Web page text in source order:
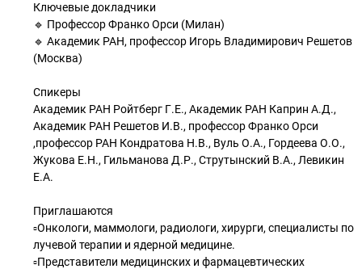
Ключевые докладчики
🔹 Профессор Франко Орси (Милан)
🔹 Академик РАН, профессор Игорь Владимирович Решетов
(Москва)
Спикеры
Академик РАН Ройтберг Г.Е., Академик РАН Каприн А.Д.,
Академик РАН Решетов И.В., профессор Франко Орси
,профессор РАН Кондратова Н.В., Вуль О.А., Гордеева О.О.,
Жукова Е.Н., Гильманова Д.Р., Струтынский В.А., Левикин
Е.А.
Приглашаются
▫Онкологи, маммологи, радиологи, хирурги, специалисты по
лучевой терапии и ядерной медицине.
▫Представители медицинских и фармацевтических